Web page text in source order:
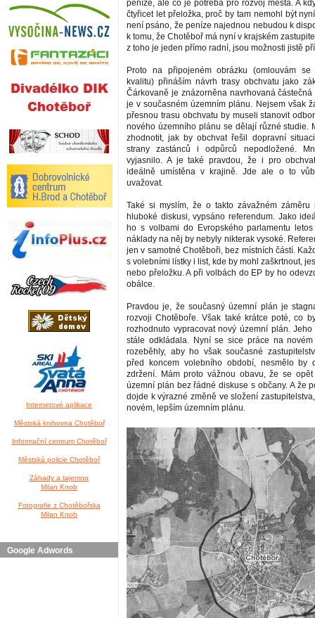
Internetové aplikace
Městská knihovna Chotěboř
Informační centrum Chotěboř
Městská policie Chotěboř
Záhady a tajemno
Milan Knob
Fotografie z Chotěbořska
Milan Knob
Google Adwords
peníze, ale co je potřeba pro rozvoj města. A
čtyřicet let přeložka, proč by tam nemohl být
není psáno, že peníze najednou nebudou k
k tomu, že Chotěboř má nyní v krajském
z toho je jeden přímo radní, jsou možnosti jistě
Proto na připojeném obrázku (omlouvám
kvalitu) přináším návrh trasy obchvatu jako
Čárkovaně je znázorněna navrhovaná
je v současném územním plánu. Nejsem však
přesnou trasu obchvatu by museli stanovit
nového územního plánu se dělají různé studie.
zhodnotit, jak by obchvat řešil dopravní
strany zastánců i odpůrců nepodložené.
vyjasnilo. A je také pravdou, že i pro
ideálně umístěna v krajině. Jde ale o to
uvažovat.
Také si myslím, že o takto závažném
hluboké diskusi, vypsáno referendum. Jako
ho s volbami do Evropského parlamentu
náklady na něj by nebyly nikterak vysoké.
jen v samotné Chotěboři, bez místních částí.
s volebními lístky i list, kde by mohl zaškrtnout,
nebo přeložku. A při volbách do EP by ho
obálce.
Pravdou je, že současný územní plán je
rozvoji Chotěboře. Však také krátce poté, co
rozhodnuto vypracovat nový územní plán.
stále odkládala. Nyní se sice práce na
rozeběhly, aby ho však současné
před koncem volebního období, nesmělo by
zdržení. Mám proto vážnou obavu, že se
územní plán bez řádné diskuse s občany. A že
dojde k výrazné změně ve složení
novém, lepším územním plánu.